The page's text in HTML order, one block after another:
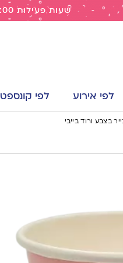
שעות פעילות 9:30-19:00 בחנות | משלוח חינם מעל 299 ש"ח
לפי אירוע לפי קונספט